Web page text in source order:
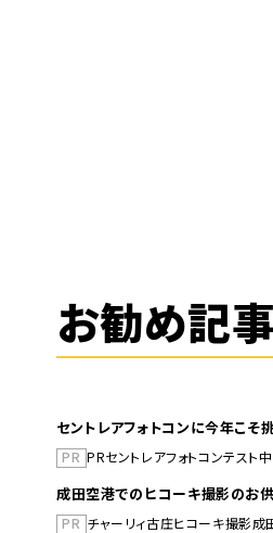
お勧め記事
セントレアフォトコンに今年こそ
PR PRセントレアフォトコンテスト
成田空港でのヒコーキ撮影のお
PR チャーリィ古庄ヒコーキ撮影成